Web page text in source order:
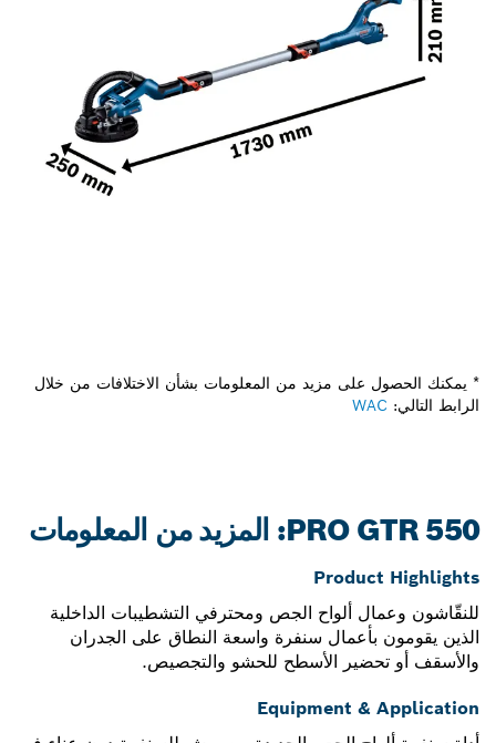
* يمكنك الحصول على مزيد من المعلومات بشأن الاختلافات من خلال
الرابط التالي: WAC
PRO GTR 550: المزيد من المعلومات
Product Highlights
للنقّاشون وعمال ألواح الجص ومحترفي التشطيبات الداخلية
الذين يقومون بأعمال سنفرة واسعة النطاق على الجدران
والأسقف أو تحضير الأسطح للحشو والتجصيص.
Equipment & Application